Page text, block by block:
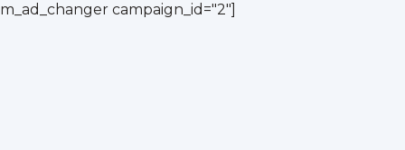
campaign_id="2"]